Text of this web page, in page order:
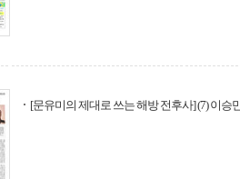
[문유미의 제대로 쓰는 해방 전후사] (7) 이승